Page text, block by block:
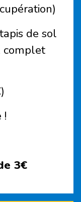
de sol
complet
!
3€